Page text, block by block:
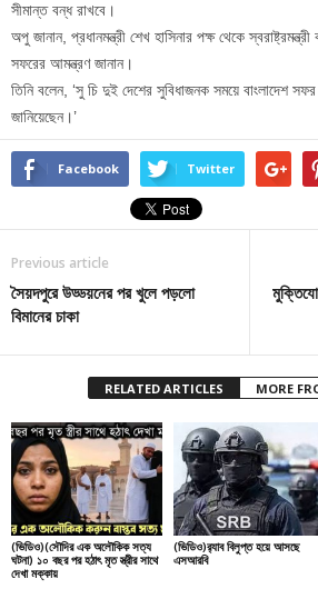
সীমান্ত বন্ধ রাখবে।
অপু জানান, প্রধানমন্ত্রী শেখ হাসিনার পক্ষ থেকে
সফরের আমন্ত্রণ জানান।
তিনি বলেন, ‘সু চি দুই দেশের সুবিধাজনক সময়ে বাংলাদেশ সফর
জানিয়েছেন।’
Facebook Twitter
Previous article
সৈয়দপুরে উড্ডয়নের পর খুলে পড়লো
বিমানের চাকা
RELATED ARTICLES MORE
(ভিডিও)(সৌদির এক অলৌকিক সত্য
ঘটনা) ১০ বছর পর হঠাৎ মৃত স্ত্রীর সাথে
দেখা মক্কায়
(ভিডিও)র‌্যাব বিলুপ্ত হয়ে আসছে
এসআরবি